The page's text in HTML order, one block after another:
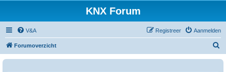
KNX Forum
V&A Aanmelden
Registreer
Forumoverzicht